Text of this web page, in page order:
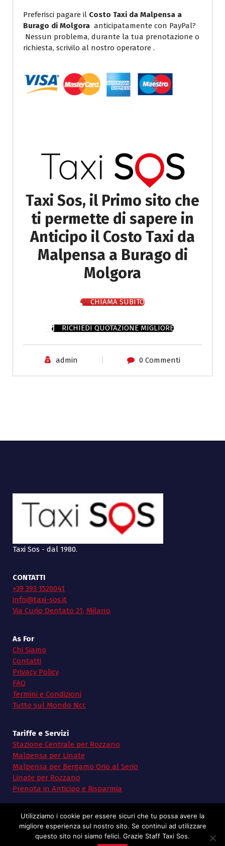
Preferisci pagare il Costo Taxi da Malpensa a
Burago di Molgora anticipatamente con PayPal?
Nessun problema, durante la tua prenotazione o
richiesta, scrivilo al nostro operatore .
Taxi Sos, il Primo sito che
ti permette di sapere in
Anticipo il Costo Taxi da
Malpensa a Burago di
Molgora
CHIAMA SUBITO
RICHIEDI QUOTAZIONE MIGLIORE
admin 0 Commenti
Taxi Sos - dal 1980.
CONTATTI
+39 393 1520041
info@taxi-sos.it
Via Curio Dentato 21, Milano
As For
Chi Siamo
Contatti
Privacy Policy
FAQ
Termini e Condizioni
Tutto sul Mondo Ncc
Tariffe e Servizi
Stazione Centrale per Rozzano
Malpensa per Linate
Malpensa per Bergamo Orio al Serio
Linate per Rozzano
Prenota in Anticipo e Risparmia
Utilizziamo i cookie per essere sicuri che tu possa avere la
migliore esperienza sul nostro sito. Se continui ad utilizzare
questo sito noi siamo felici. Grazie Staff Taxi Sos.